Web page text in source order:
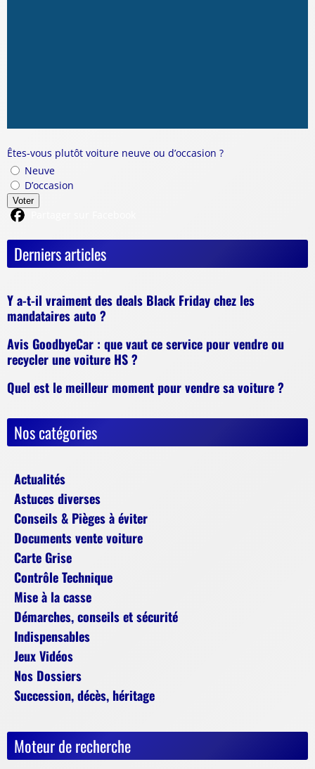
Êtes-vous plutôt voiture neuve ou d’occasion ?
Neuve
D’occasion
Voter
Derniers articles
Y a-t-il vraiment des deals Black Friday chez les
mandataires auto ?
Avis GoodbyeCar : que vaut ce service pour vendre ou
recycler une voiture HS ?
Quel est le meilleur moment pour vendre sa voiture ?
Nos catégories
Actualités
Astuces diverses
Conseils & Pièges à éviter
Documents vente voiture
Carte Grise
Contrôle Technique
Mise à la casse
Démarches, conseils et sécurité
Indispensables
Jeux Vidéos
Nos Dossiers
Succession, décès, héritage
Moteur de recherche